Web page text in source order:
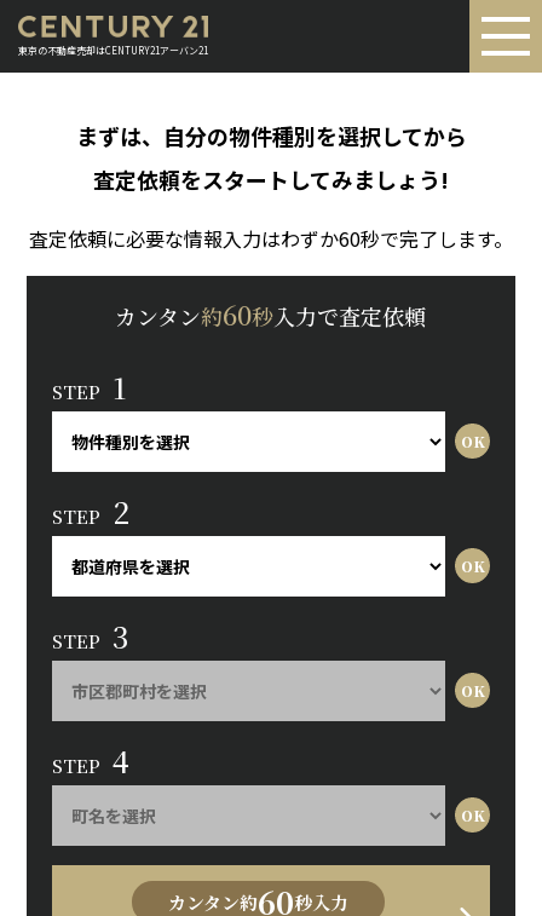
東京の不動産売却はCENTURY21アーバン21
まずは、自分の物件種別を選択してから
査定依頼をスタートしてみましょう!
査定依頼に必要な情報入力はわずか60秒で完了します。
カンタン約60秒入力で査定依頼
STEP 1
STEP 2
STEP 3
STEP 4
カンタン約60秒入力